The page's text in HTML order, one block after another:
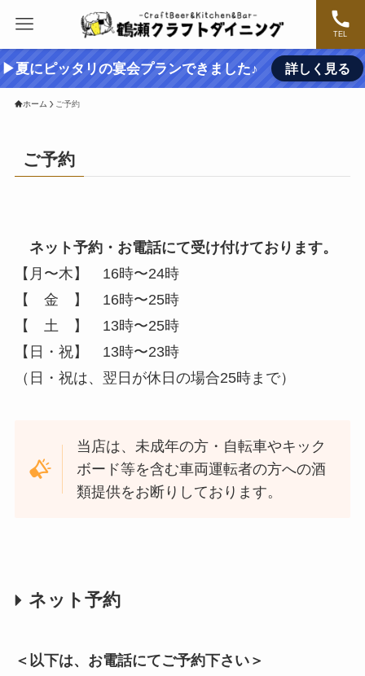
TEL
▶夏にピッタリの宴会プランできました♪ 詳しく見る
ホーム ご予約
ご予約
ネット予約・お電話にて受け付けております。
【月〜木】 16時〜24時
【 金 】 16時〜25時
【 土 】 13時〜25時
【日・祝】 13時〜23時
（日・祝は、翌日が休日の場合25時まで）
当店は、未成年の方・自転車やキック
ボード等を含む車両運転者の方への酒
類提供をお断りしております。
ネット予約
＜以下は、お電話にてご予約下さい＞